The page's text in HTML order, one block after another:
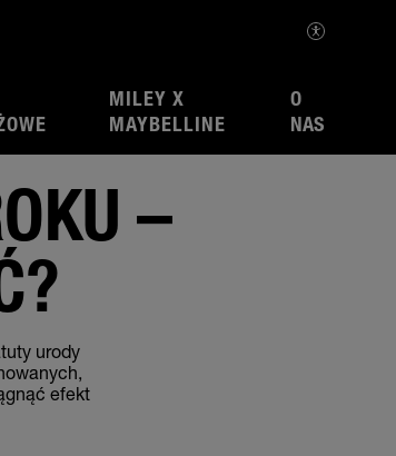
MILEY X
MAYBELLINE
O
NAS
–
urody
efekt